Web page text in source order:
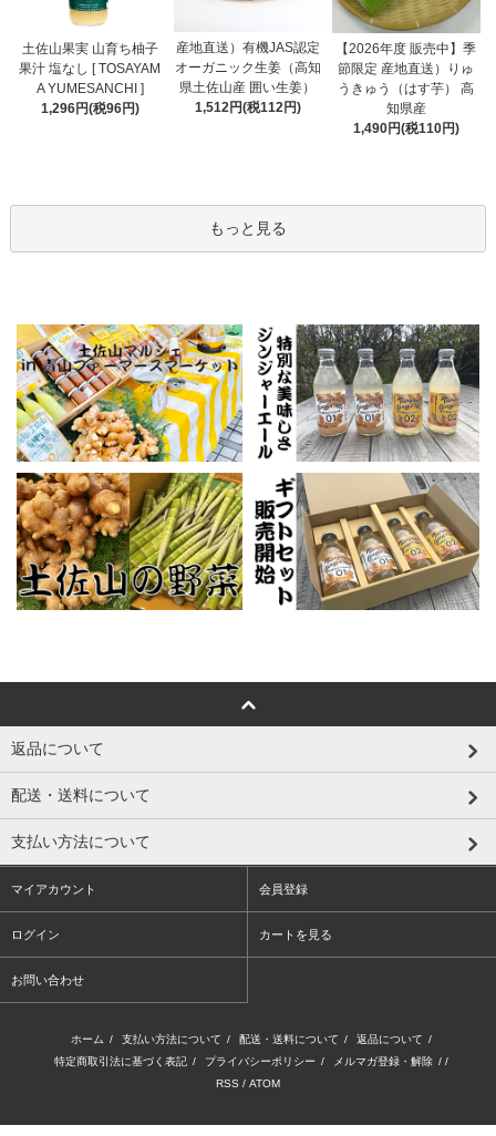
土佐山果実 山育ち柚子
果汁 塩なし [ TOSAYAM
A YUMESANCHI ]
1,296円(税96円)
産地直送）有機JAS認定
オーガニック生姜（高知
県土佐山産 囲い生姜）
1,512円(税112円)
【2026年度 販売中】季
節限定 産地直送）りゅ
うきゅう（はす芋） 高
知県産
1,490円(税110円)
もっと見る
返品について
配送・送料について
支払い方法について
マイアカウント 会員登録
ログイン カートを見る
お問い合わせ
ホーム / 支払い方法について / 配送・送料について / 返品について /
特定商取引法に基づく表記 / プライバシーポリシー / メルマガ登録・解除 / /
RSS / ATOM